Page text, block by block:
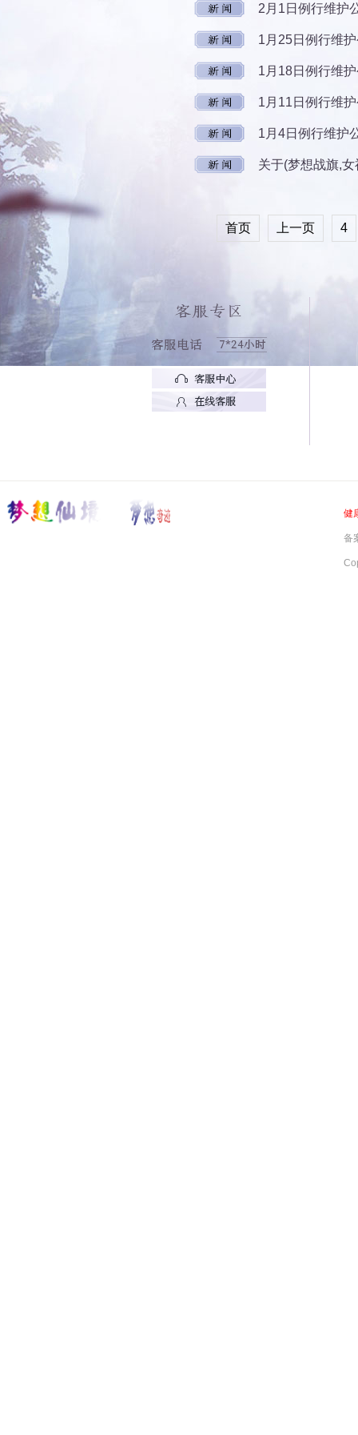
2月1日例行维护
1月25日例行维
1月18日例行维
1月11日例行维
1月4日例行维护
关于(梦想战旗,
首页 上一页 4
健
备